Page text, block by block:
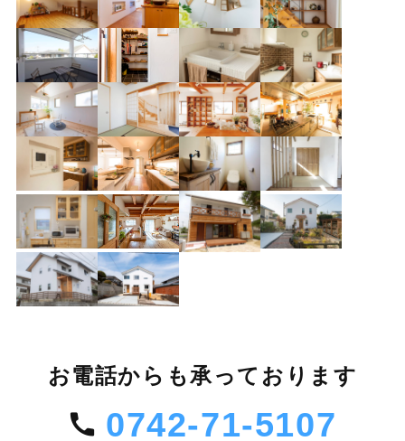
お電話からも承っております
0742-71-5107